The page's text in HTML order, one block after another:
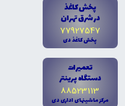
پخش کاغذ
در شرق تهران
77927547
پخش کاغذ دى
تعميرات
دستگاه پرينتر
88523113
مرکز ماشينهاى ادارى دى